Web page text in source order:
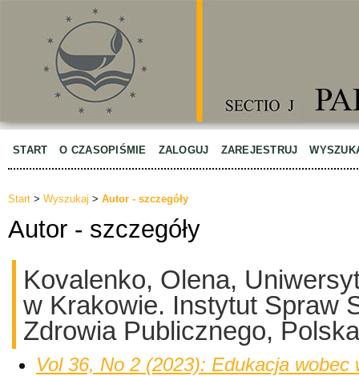
START O CZASOPIŚMIE ZALOGUJ ZAREJESTRUJ
Start > Wyszukaj > Autor - szczegóły
Autor - szczegóły
Kovalenko, Olena,
w Krakowie. Instytut Spraw
Zdrowia Publicznego, Polska
Vol 36, No 2 (2023): Edukacja wobec